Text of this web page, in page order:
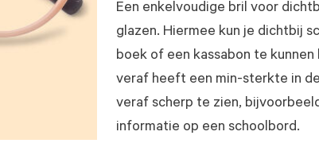
Een enkelvoudige bril voor
glazen. Hiermee kun je dichtbij
boek of een kassabon te
veraf heeft een min-sterkte in
veraf scherp te zien,
informatie op een schoolbord.